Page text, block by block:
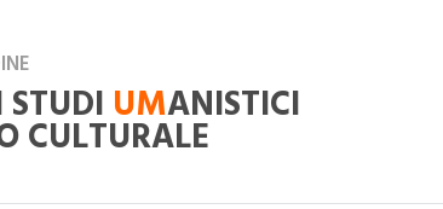
UMANISTICI
CULTURALE